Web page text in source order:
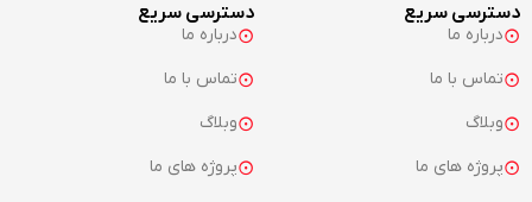
دسترسی سریع
درباره ما
تماس با ما
وبلاگ
پروژه های ما
دسترسی سریع
درباره ما
تماس با ما
وبلاگ
پروژه های ما